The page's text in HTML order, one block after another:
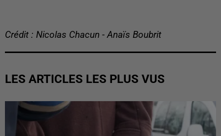
Crédit : Nicolas Chacun - Anaïs Boubrit
LES ARTICLES LES PLUS VUS